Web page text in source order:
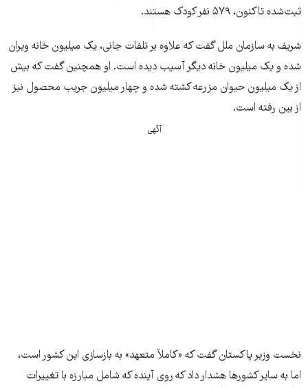
ثبت‌شده تاکنون، ۵۷۹ نفر کودک هستند.
شریف به سازمان ملل گفت که علاوه بر تلفات جانی، یک میلیون خانه ویران
شده و یک میلیون خانه دیگر آسیب دیده است. او همچنین گفت که بیش
از یک میلیون حیوان مزرعه کشته شده و چهار میلیون جریب محصول نیز
از بین رفته است.
آگهی
نخست وزیر پاکستان گفت که «کاملاً متعهد» به بازسازی این کشور است،
اما به سایر کشورها هشدار داد که روی آینده که شامل مبارزه با تغییرات